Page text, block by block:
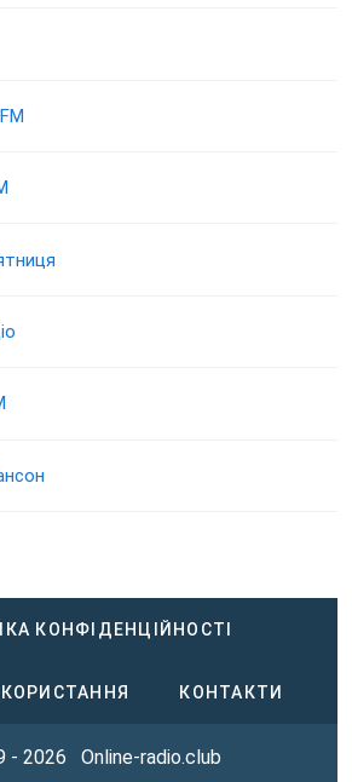
КОНФІДЕНЦІЙНОСТІ
КОНТАКТИ
- 2026 Online-radio.club